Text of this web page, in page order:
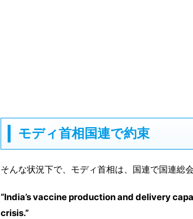
モディ首相国連で約束
そんな状況下で、モディ首相は、国連で国連総
“India’s vaccine production and delivery
crisis.”